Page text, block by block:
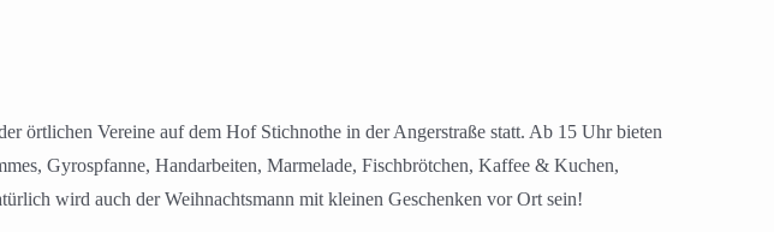
örtlichen Vereine auf dem Hof Stichnothe in der Angerstraße statt. Ab 15 Uhr bieten
Gyrospfanne, Handarbeiten, Marmelade, Fischbrötchen, Kaffee & Kuchen,
wird auch der Weihnachtsmann mit kleinen Geschenken vor Ort sein!